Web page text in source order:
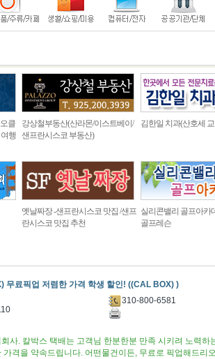
클
행
강상철부동산(산라몬/이스트베이/
샌프란시스코 부동산)
김한일 치과(산호세
옛날짜장 -샌프란시스코 맛집 /샌프
란시스코 맛집 추천
실리콘밸리 골프아카
골프레슨
무료픽업 저렴한 가격 학생 할인! ((CAL BOX) )
310-800-6581
사. 칼박스 택배는 고객님 한분한분 만족 시키려 노력하
가격을 약속드립니다. 어떤물건이든, 무료로 픽업해드리